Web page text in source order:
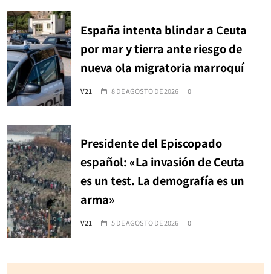
España intenta blindar a Ceuta
por mar y tierra ante riesgo de
nueva ola migratoria marroquí
V21 8 DE AGOSTO DE 2026 0
Presidente del Episcopado
español: «La invasión de Ceuta
es un test. La demografía es un
arma»
V21 5 DE AGOSTO DE 2026 0